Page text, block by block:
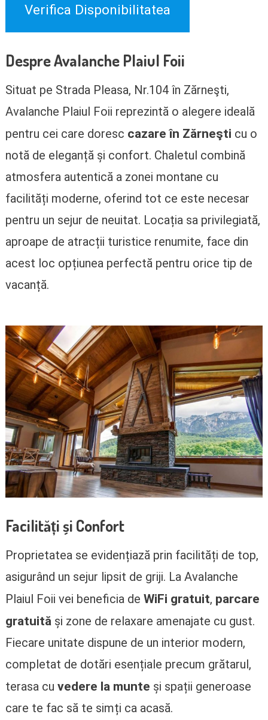
Verifica Disponibilitatea
Despre Avalanche Plaiul Foii
Situat pe Strada Pleasa, Nr.104 în Zărneşti,
Avalanche Plaiul Foii reprezintă o alegere ideală
pentru cei care doresc cazare în Zărneşti cu o
notă de eleganță și confort. Chaletul combină
atmosfera autentică a zonei montane cu
facilități moderne, oferind tot ce este necesar
pentru un sejur de neuitat. Locația sa privilegiată,
aproape de atracții turistice renumite, face din
acest loc opțiunea perfectă pentru orice tip de
vacanță.
Facilități și Confort
Proprietatea se evidențiază prin facilități de top,
asigurând un sejur lipsit de griji. La Avalanche
Plaiul Foii vei beneficia de WiFi gratuit, parcare
gratuită și zone de relaxare amenajate cu gust.
Fiecare unitate dispune de un interior modern,
completat de dotări esențiale precum grătarul,
terasa cu vedere la munte și spații generoase
care te fac să te simți ca acasă.